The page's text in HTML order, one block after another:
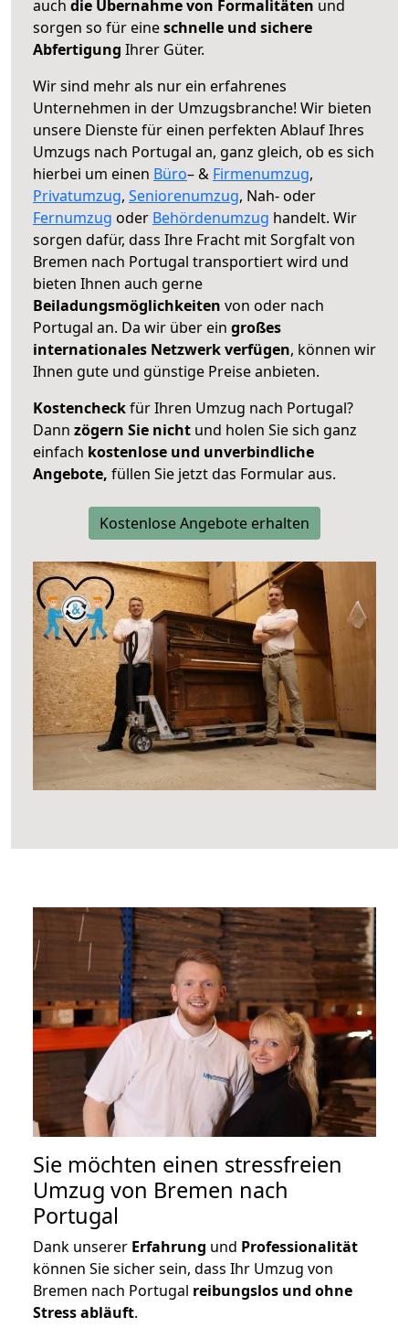
auch die Übernahme von Formalitäten und
sorgen so für eineschnelle und sichere
Abfertigung Ihrer Güter.
Wir sind mehr als nur ein erfahrenes
Unternehmen in der Umzugsbranche! Wir bieten
unsere Dienste für einen perfekten Ablauf Ihres
Umzugs nach Portugal an, ganz gleich, ob es sich
hierbei um einen Büro– & Firmenumzug,
Privatumzug, Seniorenumzug, Nah- oder
Fernumzug oder Behördenumzug handelt. Wir
sorgen dafür, dass Ihre Fracht mit Sorgfalt von
Bremen nach Portugal transportiert wird und
bieten Ihnen auch gerne
Beiladungsmöglichkeiten von oder nach
Portugal an. Da wir über ein großes
internationales Netzwerk verfügen, können wir
Ihnen gute und günstige Preise anbieten.
Kostencheckfür Ihren Umzug nach Portugal?
Dann zögern Sie nicht und holen Sie sich ganz
einfach kostenlose und unverbindliche
Angebote, füllen Sie jetzt das Formular aus.
Kostenlose Angebote erhalten
Sie möchten einen stressfreien
Umzug von Bremen nach
Portugal
Dank unserer Erfahrung und Professionalität
können Sie sicher sein, dass Ihr Umzug von
Bremen nach Portugal reibungslos und ohne
Stress abläuft.